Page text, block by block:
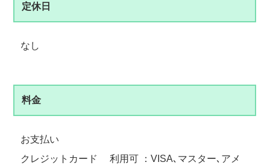
定休日
なし
料金
お支払い
クレジットカード 利用可 ：VISA､マスター､アメ